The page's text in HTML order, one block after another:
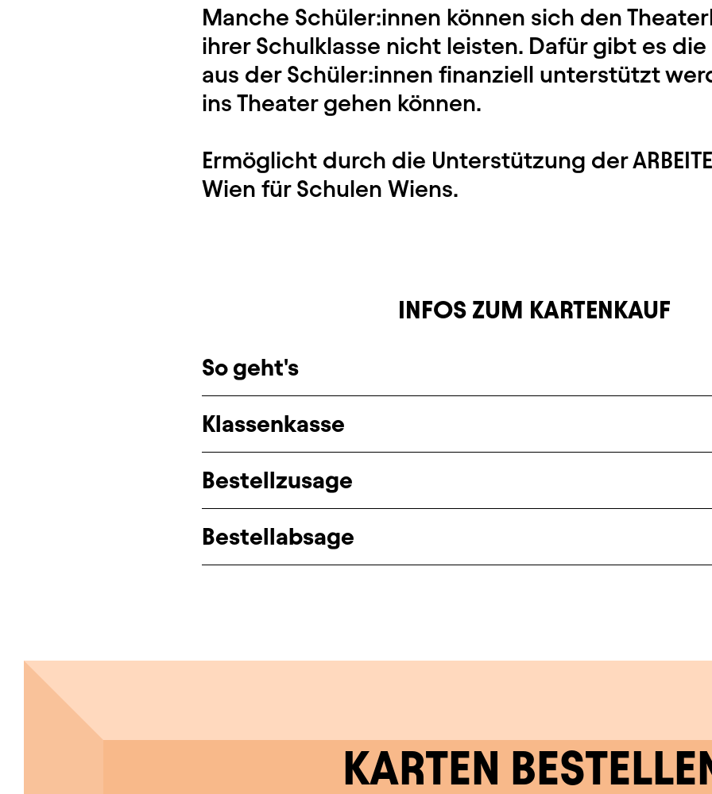
Manche Schüler:innen können sich den
ihrer Schulklasse nicht leisten. Dafür gibt es die
aus der Schüler:innen finanziell unterstützt
ins Theater gehen können.
Ermöglicht durch die Unterstützung der
Wien für Schulen Wiens.
INFOS ZUM KARTENKAUF
So geht's
Klassenkasse
Bestellzusage
Bestellabsage
KARTEN